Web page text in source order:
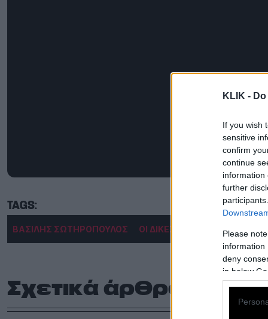
KLIK -
If you wish
sensitive
confirm
continue
information
further
Please
information
deny
in below
ΒΑΣΙΛΗΣ ΣΩΤΗΡΟΠΟΥΛΟΣ ΟΙ ΔΙΚΕΣ ΠΟΥ ΑΛΛΑΞΑΝ ΤΗΝ
Σχετικά άρθρα